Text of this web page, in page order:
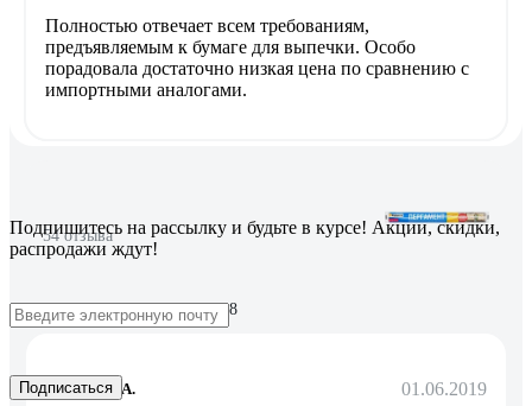
Полностью отвечает всем требованиям,
предъявляемым к бумаге для выпечки. Особо
порадовала достаточно низкая цена по сравнению с
импортными аналогами.
54 отзыва
Отзыв о PATERRA 209-008
Елизавета А. 01.06.2019
Подпишитесь на рассылку и будьте в курсе! Акции, скидки,
распродажи ждут!
Подписаться